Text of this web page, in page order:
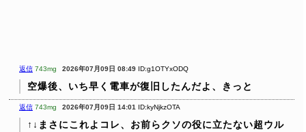
返信 743mg 2026年07月09日 08:49 ID:g1OTYxODQ
空爆後、いち早く電車が復旧したんだよ、きっと
返信 743mg 2026年07月09日 14:01 ID:kyNjkzOTA
↑↓まさにこれよコレ、お前らクソの役に立たない超ウル